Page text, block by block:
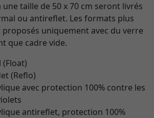
une taille de 50 x 70 cm seront livrés
ou antireflet. Les formats plus
uniquement avec du verre
que cadre vide.
(Reflo)
avec protection 100% contre les
antireflet, protection 100%